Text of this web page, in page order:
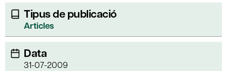
Tipus de publicació
Articles
Data
31-07-2009